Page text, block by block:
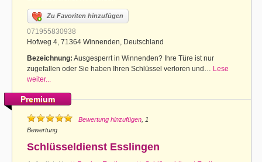
Zu Favoriten hinzufügen
071955830938
Hofweg 4, 71364 Winnenden, Deutschland
Bezeichnung: Ausgesperrt in Winnenden? Ihre Türe ist nur
zugefallen oder Sie haben Ihren Schlüssel verloren und… Lese
weiter...
Premium
Bewertung hinzufügen , 1
Bewertung
Schlüsseldienst Esslingen